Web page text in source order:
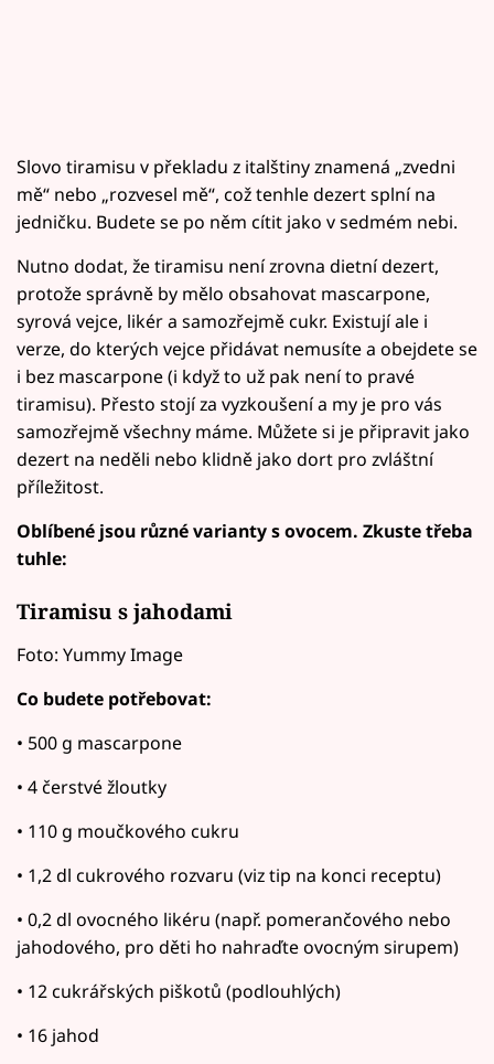
Slovo tiramisu v překladu z italštiny znamená „zvedni
mě“ nebo „rozvesel mě“, což tenhle dezert splní na
jedničku. Budete se po něm cítit jako v sedmém nebi.
Nutno dodat, že tiramisu není zrovna dietní dezert,
protože správně by mělo obsahovat mascarpone,
syrová vejce, likér a samozřejmě cukr. Existují ale i
verze, do kterých vejce přidávat nemusíte a obejdete se
i bez mascarpone (i když to už pak není to pravé
tiramisu). Přesto stojí za vyzkoušení a my je pro vás
samozřejmě všechny máme. Můžete si je připravit jako
dezert na neděli nebo klidně jako dort pro zvláštní
příležitost.
Oblíbené jsou různé varianty s ovocem. Zkuste třeba
tuhle:
Tiramisu s jahodami
Foto: Yummy Image
Co budete potřebovat:
• 500 g mascarpone
• 4 čerstvé žloutky
• 110 g moučkového cukru
• 1,2 dl cukrového rozvaru (viz tip na konci receptu)
• 0,2 dl ovocného likéru (např. pomerančového nebo
jahodového, pro děti ho nahraďte ovocným sirupem)
• 12 cukrářských piškotů (podlouhlých)
• 16 jahod